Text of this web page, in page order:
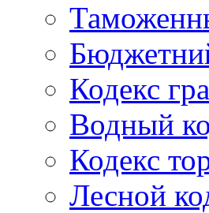
Кодекс
Водный
Кодекс
Лесной